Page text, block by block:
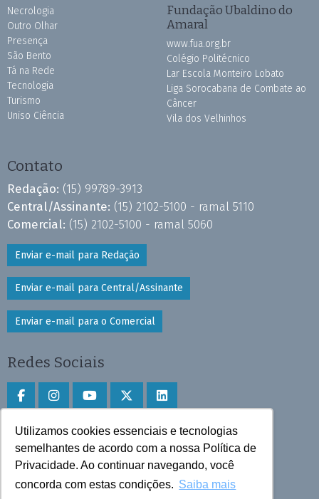
Utilizamos cookies essenciais e tecnologias
semelhantes de acordo com a nossa Política de
Privacidade. Ao continuar navegando, você
concorda com estas condições. Saiba mais
Necrologia
Outro Olhar
Presença
São Bento
Tá na Rede
Tecnologia
Turismo
Uniso Ciência
Fundação Ubaldino do
Amaral
www.fua.org.br
Colégio Politécnico
Lar Escola Monteiro Lobato
Liga Sorocabana de Combate ao
Câncer
Vila dos Velhinhos
Contato
Redação: (15) 99789-3913
Central/Assinante: (15) 2102-5100 - ramal 5110
Comercial: (15) 2102-5100 - ramal 5060
Enviar e-mail para Redação
Enviar e-mail para Central/Assinante
Enviar e-mail para o Comercial
Redes Sociais
Faça download do aplicativo
Play Store e App Store